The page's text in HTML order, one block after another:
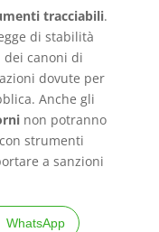
tracciabili.
di stabilità
canoni di
dovute per
Anche gli
non potranno
strumenti
a sanzioni
WhatsApp